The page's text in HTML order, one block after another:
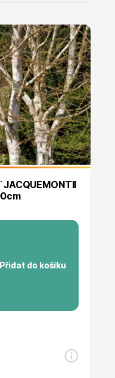
200cm
Přidat do košíku